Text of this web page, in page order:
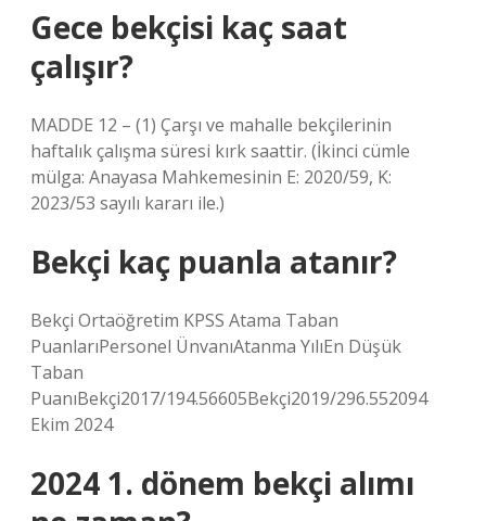
Gece bekçisi kaç saat
çalışır?
MADDE 12 – (1) Çarşı ve mahalle bekçilerinin
haftalık çalışma süresi kırk saattir. (İkinci cümle
mülga: Anayasa Mahkemesinin E: 2020/59, K:
2023/53 sayılı kararı ile.)
Bekçi kaç puanla atanır?
Bekçi Ortaöğretim KPSS Atama Taban
PuanlarıPersonel ÜnvanıAtanma YılıEn Düşük
Taban
PuanıBekçi2017/194.56605Bekçi2019/296.552094
Ekim 2024
2024 1. dönem bekçi alımı